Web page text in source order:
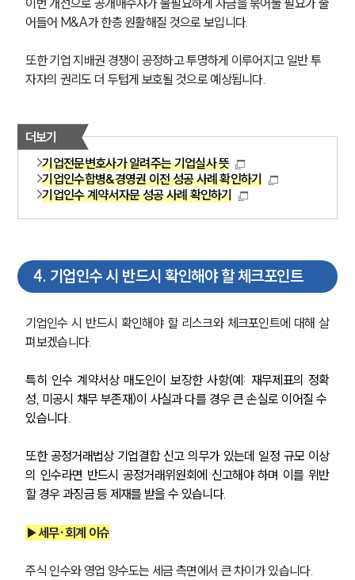
어들어 M&A가 한층 원활해질 것으로 보입니다.
또한 기업 지배권 경쟁이 공정하고 투명하게 이루어지고 일반 투
자자의 권리도 더 두텁게 보호될 것으로 예상됩니다.
더보기
기업전문변호사가 알려주는 기업실사 뜻
기업인수합병&경영권 이전 성공 사례 확인하기
기업인수 계약서자문 성공 사례 확인하기
4. 기업인수 시 반드시 확인해야 할 체크포인트
기업인수 시 반드시 확인해야 할 리스크와 체크포인트에 대해 살
펴보겠습니다.
특히 인수 계약서상 매도인이 보장한 사항(예: 재무제표의 정확
성, 미공시 채무 부존재)이 사실과 다를 경우 큰 손실로 이어질 수
있습니다.
또한 공정거래법상 기업결합 신고 의무가 있는데 일정 규모 이상
의 인수라면 반드시 공정거래위원회에 신고해야 하며 이를 위반
할 경우 과징금 등 제재를 받을 수 있습니다.
▶세무·회계 이슈
주식 인수와 영업 양수도는 세금 측면에서 큰 차이가 있습니다.